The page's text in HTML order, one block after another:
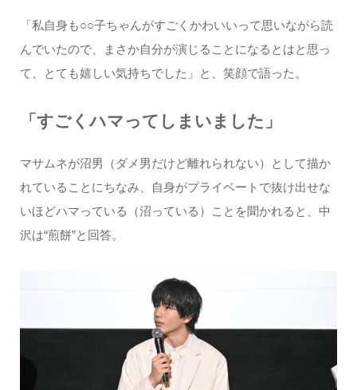
「私自身も○○子ちゃんがすごくかわいいって思いながら読
んでいたので、まさか自分が演じることになるとはと思っ
て、とても嬉しい気持ちでした」と、笑顔で語った。
「すごくハマってしまいました」
マサムネが沼男（ダメ男だけど離れられない）として描か
れていることにちなみ、自身がプライベートで抜け出せな
いほどハマっている（沼っている）ことを聞かれると、中
沢は“煎餅”と回答。